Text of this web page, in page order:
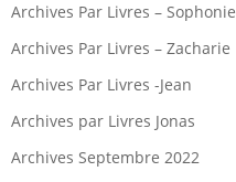
Archives Par Livres – Sophonie
Archives Par Livres – Zacharie
Archives Par Livres -Jean
Archives par Livres Jonas
Archives Septembre 2022